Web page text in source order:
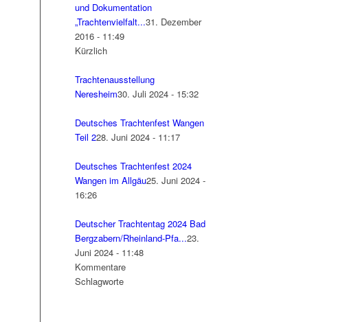
und Dokumentation
„Trachtenvielfalt...31. Dezember
2016 - 11:49
Kürzlich
Trachtenausstellung
Neresheim30. Juli 2024 - 15:32
Deutsches Trachtenfest Wangen
Teil 228. Juni 2024 - 11:17
Deutsches Trachtenfest 2024
Wangen im Allgäu25. Juni 2024 -
16:26
Deutscher Trachtentag 2024 Bad
Bergzabern/Rheinland-Pfa...23.
Juni 2024 - 11:48
Kommentare
Schlagworte